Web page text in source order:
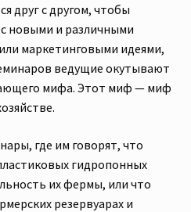
друг с другом, чтобы
новыми и различными
маркетинговыми идеями,
ведущие окутывают
мифа. Этот миф — миф
где им говорят, что
гидропонных
их фермы, или что
резервуарах и